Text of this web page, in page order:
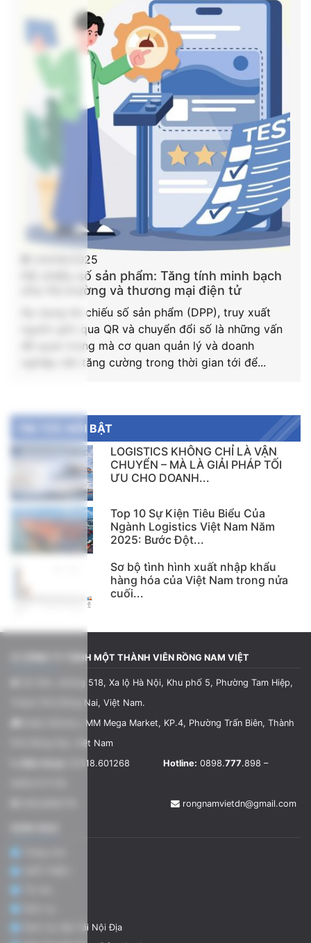
24/09/2025
Hộ chiếu số sản phẩm: Tăng tính minh bạch
cho thị trường và thương mại điện tử
Áp dụng hộ chiếu số sản phẩm (DPP), truy xuất
nguồn gốc qua QR và chuyển đổi số là những vấn
đề quan trọng mà cơ quan quản lý và doanh
nghiệp cần tăng cường trong thời gian tới để...
TIN TỨC NỔI BẬT
LOGISTICS KHÔNG CHỈ LÀ VẬN
CHUYỂN – MÀ LÀ GIẢI PHÁP TỐI
ƯU CHO DOANH...
Top 10 Sự Kiện Tiêu Biểu Của
Ngành Logistics Việt Nam Năm
2025: Bước Đột...
Sơ bộ tình hình xuất nhập khẩu
hàng hóa của Việt Nam trong nửa
cuối...
CÔNG TY TNHH MỘT THÀNH VIÊN RỒNG NAM VIỆT
Số 56A, đường 518, Xa lộ Hà Nội, Khu phố 5, Phường Tam Hiệp,
Thành Phố Đồng Nai, Việt Nam.
Quầy Delivery, MM Mega Market, KP.4, Phường Trấn Biên, Thành
Phố Đồng Nai, Việt Nam
02518.601268 Hotline: 0898.777.898 –
rongnamvietdn@gmail.com
Dịch Vụ Vận Tải Nội Địa